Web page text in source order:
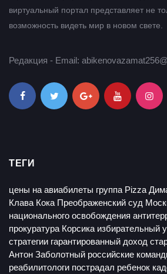
виртуальный портал представляет не
возможность видеть мир в новом свете.
Редакция - Email:
ТЕГИ
цены на авиабилеты группа Pizza
Клава Кока Преображенский суд
национального освобождения
прокуратура Корсика избирательный
стратегии гарантированный доход
Антон Заболотный российские
реабилитологи пострадал ребенок